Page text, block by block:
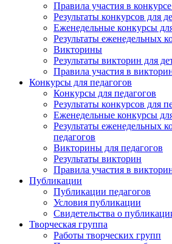
Правила участия в
Результаты конкурсов для
Еженедельные конкурсы
Результаты еженедельных
Викторины
Результаты викторин для
Правила участия в
Конкурсы для педагогов
Конкурсы для педагогов
Результаты конкурсов для
Еженедельные конкурсы
Результаты еженедельных
педагогов
Викторины для педагогов
Результаты викторин
Правила участия в
Публикации
Публикации педагогов
Условия публикации
Свидетельства о
Творческая группа
Работы творческих групп